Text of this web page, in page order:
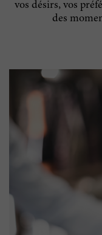
vos désirs, vos
des